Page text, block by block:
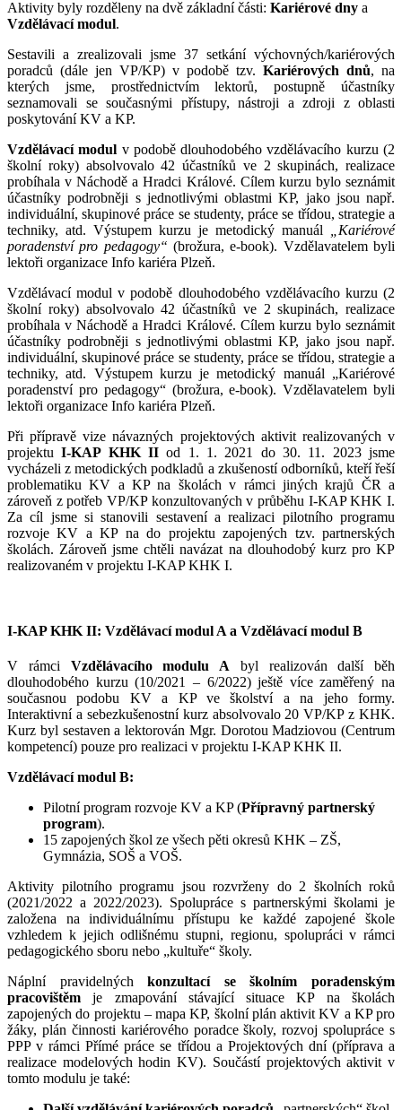
Aktivity byly rozděleny na dvě základní části: Kariérové dny a
Vzdělávací modul.
Sestavili a zrealizovali jsme 37 setkání výchovných/kariérových
poradců (dále jen VP/KP) v podobě tzv. Kariérových dnů, na
kterých jsme, prostřednictvím lektorů, postupně účastníky
seznamovali se současnými přístupy, nástroji a zdroji z oblasti
poskytování KV a KP.
Vzdělávací modul v podobě dlouhodobého vzdělávacího kurzu (2
školní roky) absolvovalo 42 účastníků ve 2 skupinách, realizace
probíhala v Náchodě a Hradci Králové. Cílem kurzu bylo seznámit
účastníky podrobněji s jednotlivými oblastmi KP, jako jsou např.
individuální, skupinové práce se studenty, práce se třídou, strategie a
techniky, atd. Výstupem kurzu je metodický manuál
„Kariérové
poradenství pro pedagogy“ (brožura, e-book). Vzdělavatelem byli
lektoři organizace Info kariéra Plzeň.
Vzdělávací modul v podobě dlouhodobého vzdělávacího kurzu (2
školní roky) absolvovalo 42 účastníků ve 2 skupinách, realizace
probíhala v Náchodě a Hradci Králové. Cílem kurzu bylo seznámit
účastníky podrobněji s jednotlivými oblastmi KP, jako jsou např.
individuální, skupinové práce se studenty, práce se třídou, strategie a
techniky, atd. Výstupem kurzu je metodický manuál „Kariérové
poradenství pro pedagogy“ (brožura, e-book). Vzdělavatelem byli
lektoři organizace Info kariéra Plzeň.
Při přípravě vize návazných projektových aktivit realizovaných v
projektuI-KAP KHK II od 1. 1. 2021 do 30. 11. 2023 jsme
vycházeli z metodických podkladů a zkušeností odborníků, kteří řeší
problematiku KV a KP na školách v rámci jiných krajů ČR a
zároveň z potřeb VP/KP konzultovaných v průběhu I-KAP KHK I.
Za cíl jsme si stanovili sestavení a realizaci pilotního programu
rozvoje KV a KP na do projektu zapojených tzv. partnerských
školách. Zároveň jsme chtěli navázat na dlouhodobý kurz pro KP
realizovaném v projektu I-KAP KHK I.
I-KAP KHK II: Vzdělávací modul A a Vzdělávací modul B
V rámci Vzdělávacího modulu A byl realizován další běh
dlouhodobého kurzu (10/2021 – 6/2022) ještě více zaměřený na
současnou podobu KV a KP ve školství a na jeho formy.
Interaktivní a sebezkušenostní kurz absolvovalo 20 VP/KP z KHK.
Kurz byl sestaven a lektorován Mgr. Dorotou Madziovou (Centrum
kompetencí) pouze pro realizaci v projektu I-KAP KHK II.
Vzdělávací modul B:
Pilotní program rozvoje KV a KP (Přípravný partnerský
program).
15 zapojených škol ze všech pěti okresů KHK – ZŠ,
Gymnázia, SOŠ a VOŠ.
Aktivity pilotního programu jsou rozvrženy do 2 školních roků
(2021/2022 a 2022/2023). Spolupráce s partnerskými školami je
založena na individuálnímu přístupu ke každé zapojené škole
vzhledem k jejich odlišnému stupni, regionu, spolupráci v rámci
pedagogického sboru nebo „kultuře“ školy.
Náplní pravidelnýchkonzultací se školním poradenským
pracovištěm je zmapování stávající situace KP na školách
zapojených do projektu – mapa KP, školní plán aktivit KV a KP pro
žáky, plán činnosti kariérového poradce školy, rozvoj spolupráce s
PPP v rámci Přímé práce se třídou a Projektových dní (příprava a
realizace modelových hodin KV). Součástí projektových aktivit v
tomto modulu je také: